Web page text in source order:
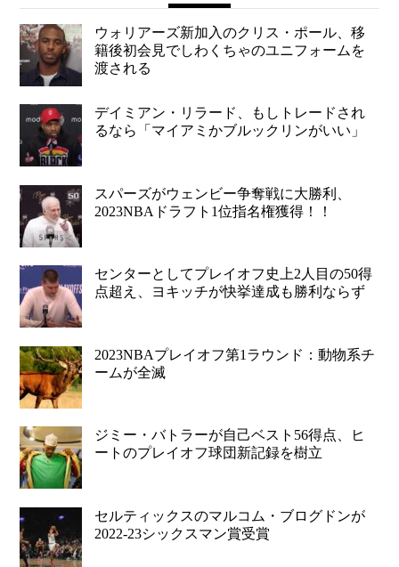
ウォリアーズ新加入のクリス・ポール、移
籍後初会見でしわくちゃのユニフォームを
渡される
デイミアン・リラード、もしトレードされ
るなら「マイアミかブルックリンがいい」
スパーズがウェンビー争奪戦に大勝利、
2023NBAドラフト1位指名権獲得！！
センターとしてプレイオフ史上2人目の50得
点超え、ヨキッチが快挙達成も勝利ならず
2023NBAプレイオフ第1ラウンド：動物系チ
ームが全滅
ジミー・バトラーが自己ベスト56得点、ヒ
ートのプレイオフ球団新記録を樹立
セルティックスのマルコム・ブログドンが
2022-23シックスマン賞受賞